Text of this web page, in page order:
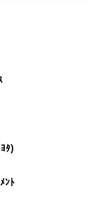
ﾀ)
ﾝﾄ